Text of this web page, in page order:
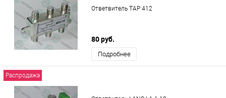
Ответвитель ТАР 412
80 руб.
Подробнее
Распродажа